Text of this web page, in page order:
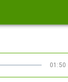
01:50